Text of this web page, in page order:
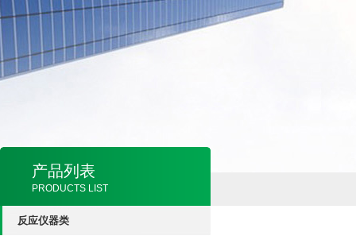
产品列表
PRODUCTS LIST
反应仪器类